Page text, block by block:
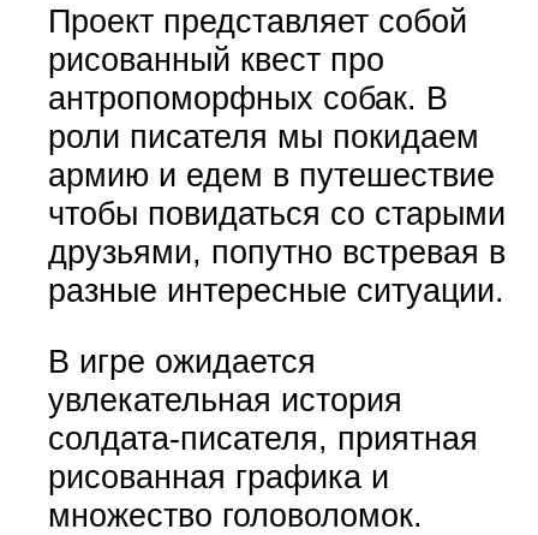
Проект представляет собой
рисованный квест про
антропоморфных собак. В
роли писателя мы покидаем
армию и едем в путешествие
чтобы повидаться со старыми
друзьями, попутно встревая в
разные интересные ситуации.
В игре ожидается
увлекательная история
солдата-писателя, приятная
рисованная графика и
множество головоломок.